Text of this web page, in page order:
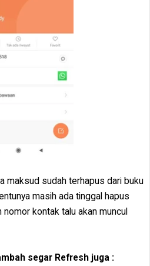
maksud sudah terhapus dari buku
masih ada tinggal hapus
nomor kontak talu akan muncul
segar Refresh juga :